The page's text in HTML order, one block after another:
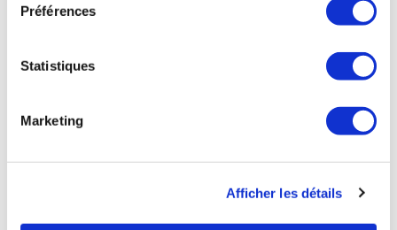
Préférences
Statistiques
Marketing
Afficher les détails
thérapeutique du patient intégré à la cure thermale pour
des personnes présentant un syndrome métabolique
- 209 euros